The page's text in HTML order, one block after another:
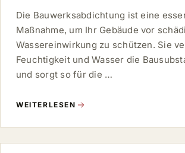
Die Bauwerksabdichtung ist eine
Maßnahme, um Ihr Gebäude vor
Wassereinwirkung zu schützen. Sie
Feuchtigkeit und Wasser die
und sorgt so für die …
WEITERLESEN